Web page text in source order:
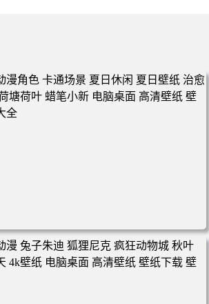
角色 卡通场景 夏日休闲 夏日壁纸 治愈系 童
叶 蜡笔小新 电脑桌面 高清壁纸 壁纸下载 壁